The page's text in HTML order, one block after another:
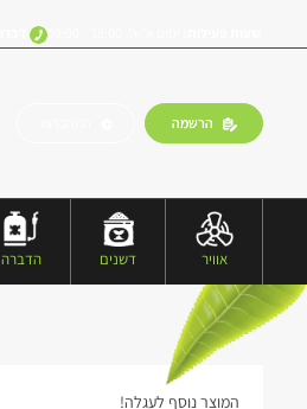
הרשמה
אוויר דשנים הדברה
המוצר נוסף לעגלה!